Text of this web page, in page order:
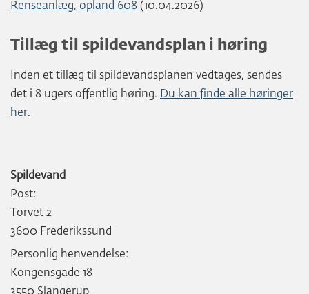
Renseanlæg, opland 608 (10.04.2026)
Tillæg til spildevandsplan i høring
Inden et tillæg til spildevandsplanen vedtages, sendes
det i 8 ugers offentlig høring. Du kan finde alle høringer
her.
Spildevand
Post:
Torvet 2
3600 Frederikssund
Personlig henvendelse:
Kongensgade 18
3550 Slangerup